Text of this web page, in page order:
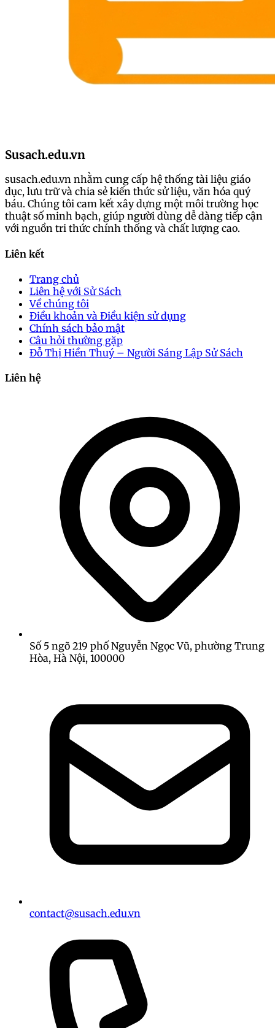
Susach.edu.vn
susach.edu.vn nhằm cung cấp hệ thống tài liệu giáo
dục, lưu trữ và chia sẻ kiến thức sử liệu, văn hóa quý
báu. Chúng tôi cam kết xây dựng một môi trường học
thuật số minh bạch, giúp người dùng dễ dàng tiếp cận
với nguồn tri thức chính thống và chất lượng cao.
Liên kết
Trang chủ
Liên hệ với Sử Sách
Về chúng tôi
Điều khoản và Điều kiện sử dụng
Chính sách bảo mật
Câu hỏi thường gặp
Đỗ Thị Hiền Thuý – Người Sáng Lập Sử Sách
Liên hệ
Số 5 ngõ 219 phố Nguyễn Ngọc Vũ, phường Trung
Hòa, Hà Nội, 100000
contact@susach.edu.vn